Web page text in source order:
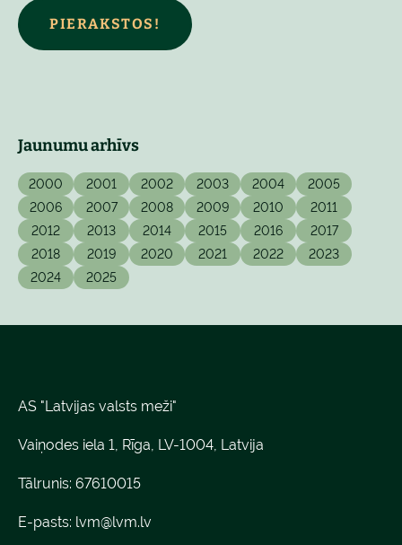
PIERAKSTOS!
Jaunumu arhīvs
2000 2001 2002 2003 2004
2005
2006
2007 2008 2009 2010
2011
2012
2013 2014 2015 2016
2017
2018
2019 2020 2021 2022
2023
2024
2025
AS "Latvijas valsts meži"
Vaiņodes iela 1, Rīga, LV-1004, Latvija
Tālrunis: 67610015
E-pasts: lvm@lvm.lv